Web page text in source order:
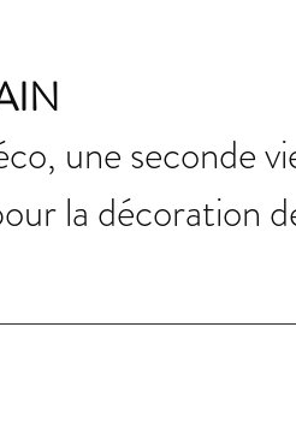
une seconde
la décoration